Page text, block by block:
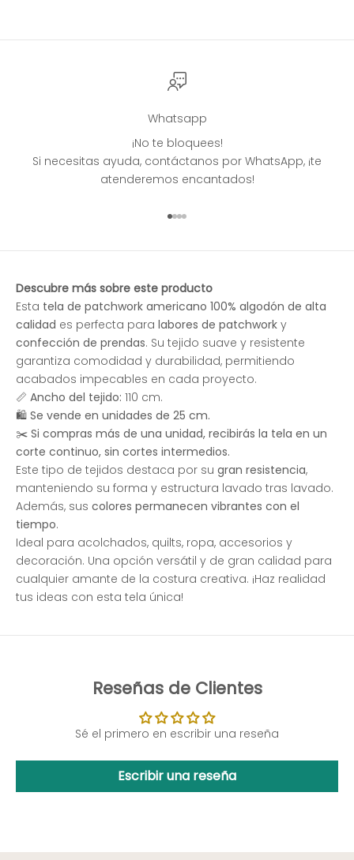
Whatsapp
¡No te bloquees!
Si necesitas ayuda, contáctanos por WhatsApp, ¡te
atenderemos encantados!
Ir al artículo 1
Ir al artículo 2
Ir al artículo 3
Ir al artículo 4
Descubre más sobre este producto
Esta tela de patchwork americano 100% algodón de alta
calidad es perfecta para labores de patchwork y
confección de prendas. Su tejido suave y resistente
garantiza comodidad y durabilidad, permitiendo
acabados impecables en cada proyecto.
📏 Ancho del tejido: 110 cm.
🛍 Se vende en unidades de 25 cm.
✂️ Si compras más de una unidad, recibirás la tela en un
corte continuo, sin cortes intermedios.
Este tipo de tejidos destaca por su gran resistencia,
manteniendo su forma y estructura lavado tras lavado.
Además, sus colores permanecen vibrantes con el
tiempo.
Ideal para acolchados, quilts, ropa, accesorios y
decoración. Una opción versátil y de gran calidad para
cualquier amante de la costura creativa. ¡Haz realidad
tus ideas con esta tela única!
Reseñas de Clientes
Sé el primero en escribir una reseña
Escribir una reseña